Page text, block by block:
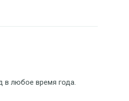
в любое время года.